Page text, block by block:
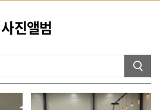
사진앨범